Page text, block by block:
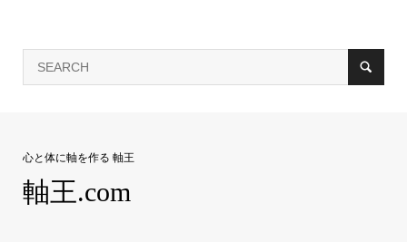
心と体に軸を作る 軸王
軸王.com